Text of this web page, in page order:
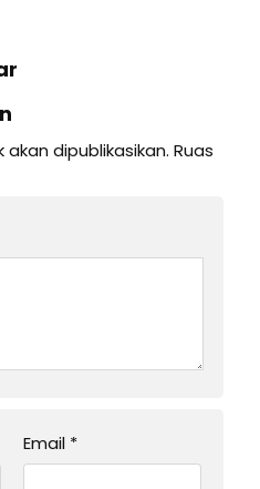
dipublikasikan. Ruas
Email *